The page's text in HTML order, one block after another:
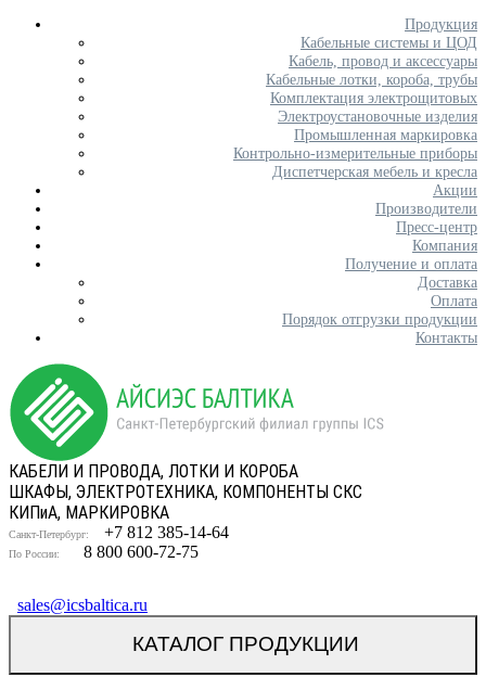
Продукция
Кабельные системы и ЦОД
Кабель, провод и аксессуары
Кабельные лотки, короба, трубы
Комплектация электрощитовых
Электроустановочные изделия
Промышленная маркировка
Контрольно-измерительные приборы
Диспетчерская мебель и кресла
Акции
Производители
Пресс-центр
Компания
Получение и оплата
Доставка
Оплата
Порядок отгрузки продукции
Контакты
КАБЕЛИ И ПРОВОДА, ЛОТКИ И КОРОБА
ШКАФЫ, ЭЛЕКТРОТЕХНИКА, КОМПОНЕНТЫ СКС
КИПиА, МАРКИРОВКА
Санкт-Петербург: +7 812 385-14-64
По России: 8 800 600-72-75
sales@icsbaltica.ru
КАТАЛОГ ПРОДУКЦИИ